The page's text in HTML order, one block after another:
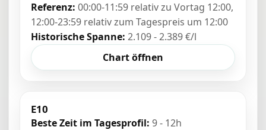
Referenz: 00:00-11:59 relativ zu Vortag 12:00,
12:00-23:59 relativ zum Tagespreis um 12:00
Historische Spanne: 2.109 - 2.389 €/l
Chart öffnen
E10
Beste Zeit im Tagesprofil: 9 - 12h